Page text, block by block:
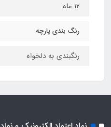
۱۲ ماه
رنگ بندی پارچه
رنگبندی به دلخواه